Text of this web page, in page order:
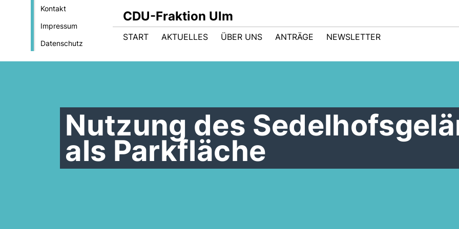
Kontakt
Impressum
Datenschutz
CDU-Fraktion Ulm
START AKTUELLES ÜBER UNS ANTRÄGE NEWSLETTER
Nutzung des
als Parkfläche